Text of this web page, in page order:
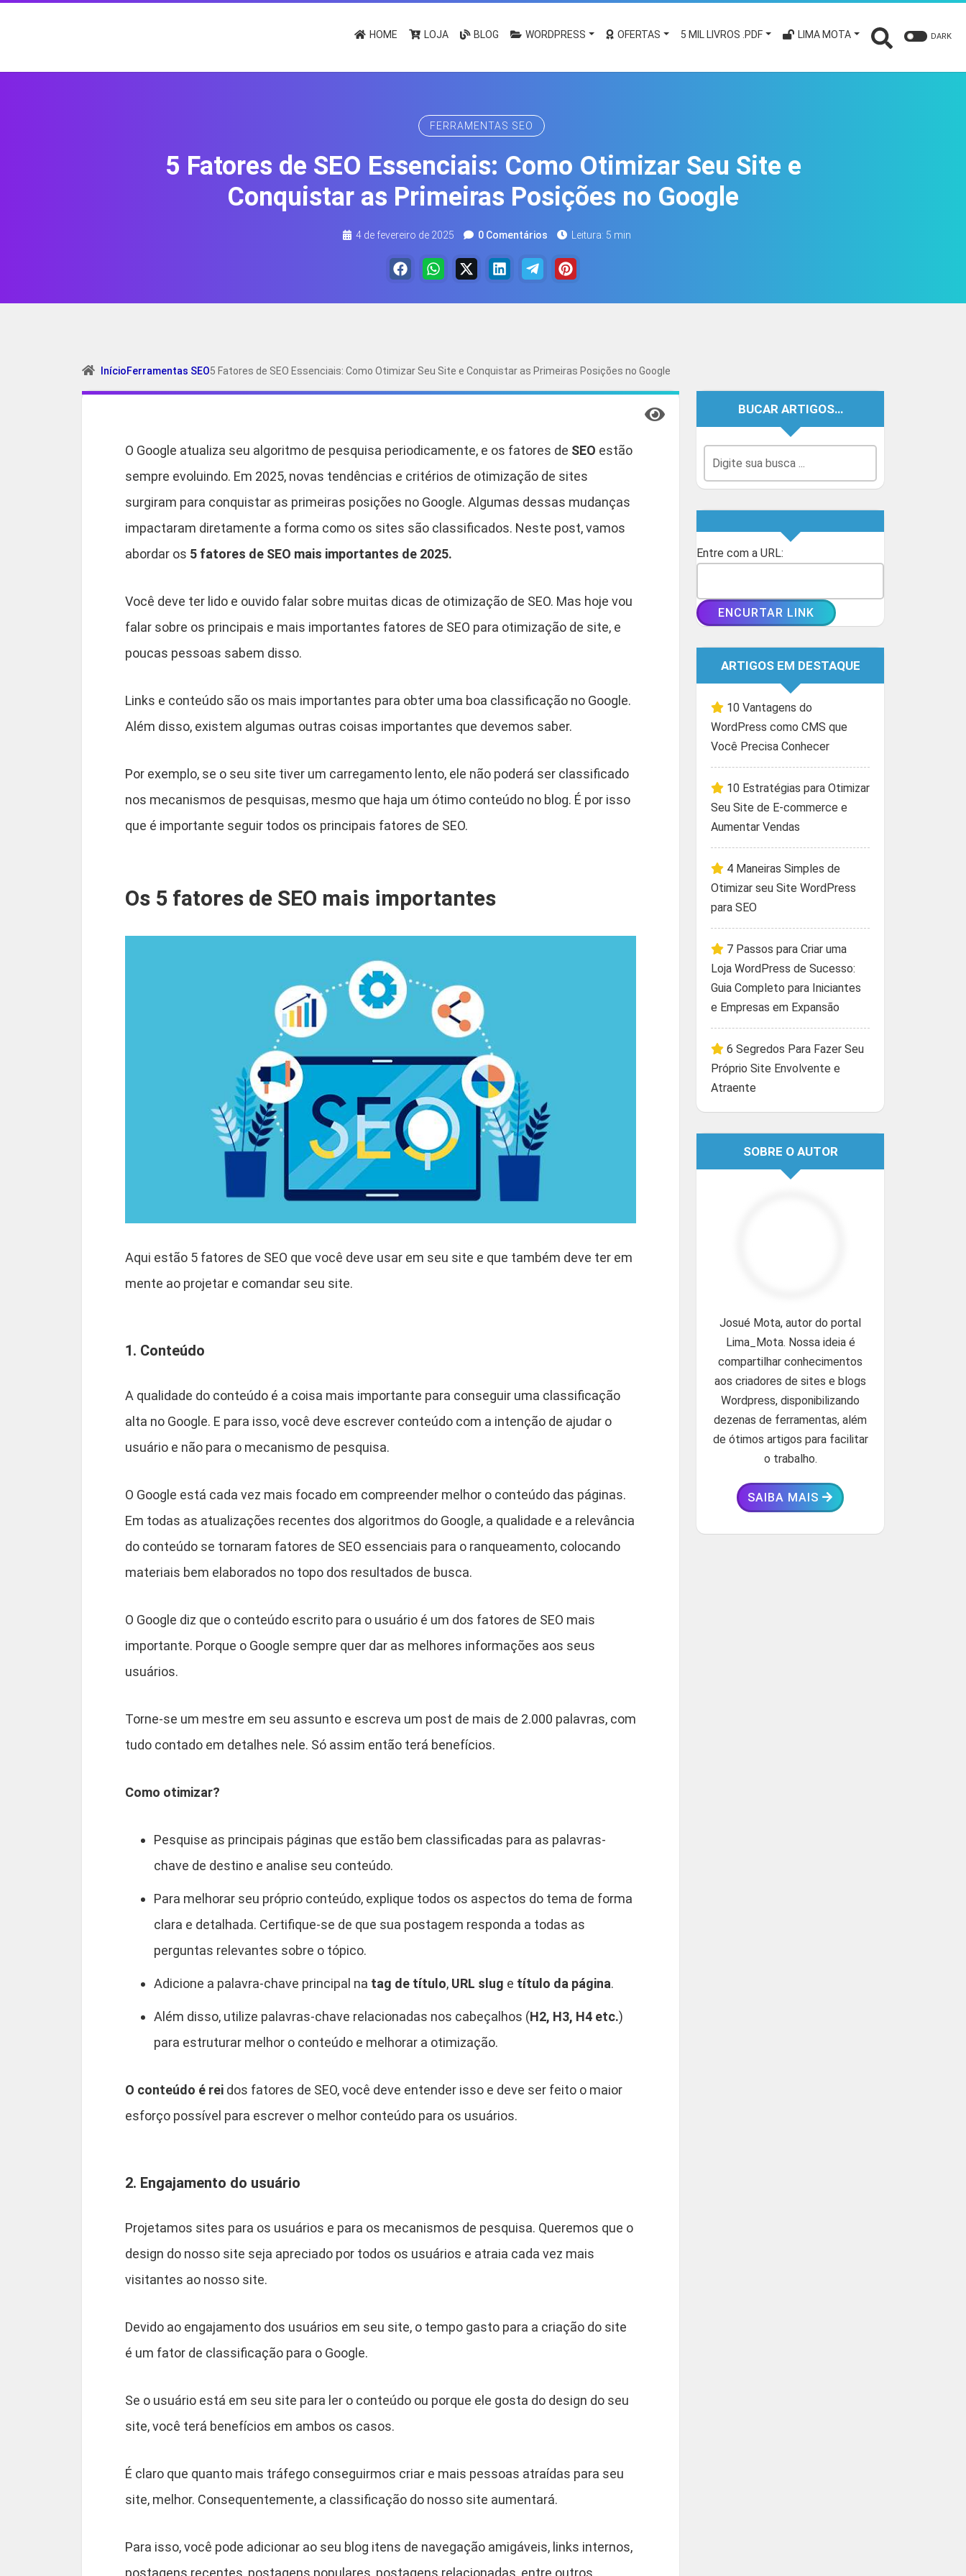
HOME LOJA BLOG WORDPRESS OFERTAS 5 MIL LIVROS .PDF LIMA MOTA DARK
FERRAMENTAS SEO
5 Fatores de SEO Essenciais: Como Otimizar Seu Site e
Conquistar as Primeiras Posições no Google
4 de fevereiro de 2025 0 Comentários Leitura: 5 min
InícioFerramentas SEO5 Fatores de SEO Essenciais: Como Otimizar Seu Site e Conquistar as Primeiras Posições no Google
O Google atualiza seu algoritmo de pesquisa periodicamente, e os fatores de SEO estão
sempre evoluindo. Em 2025, novas tendências e critérios de otimização de sites
surgiram para conquistar as primeiras posições no Google. Algumas dessas mudanças
impactaram diretamente a forma como os sites são classificados. Neste post, vamos
abordar os 5 fatores de SEO mais importantes de 2025.
Você deve ter lido e ouvido falar sobre muitas dicas de otimização de SEO. Mas hoje vou
falar sobre os principais e mais importantes fatores de SEO para otimização de site, e
poucas pessoas sabem disso.
Links e conteúdo são os mais importantes para obter uma boa classificação no Google.
Além disso, existem algumas outras coisas importantes que devemos saber.
Por exemplo, se o seu site tiver um carregamento lento, ele não poderá ser classificado
nos mecanismos de pesquisas, mesmo que haja um ótimo conteúdo no blog. É por isso
que é importante seguir todos os principais fatores de SEO.
Os 5 fatores de SEO mais importantes
Aqui estão 5 fatores de SEO que você deve usar em seu site e que também deve ter em
mente ao projetar e comandar seu site.
1. Conteúdo
A qualidade do conteúdo é a coisa mais importante para conseguir uma classificação
alta no Google. E para isso, você deve escrever conteúdo com a intenção de ajudar o
usuário e não para o mecanismo de pesquisa.
O Google está cada vez mais focado em compreender melhor o conteúdo das páginas.
Em todas as atualizações recentes dos algoritmos do Google, a qualidade e a relevância
do conteúdo se tornaram fatores de SEO essenciais para o ranqueamento, colocando
materiais bem elaborados no topo dos resultados de busca.
O Google diz que o conteúdo escrito para o usuário é um dos fatores de SEO mais
importante. Porque o Google sempre quer dar as melhores informações aos seus
usuários.
Torne-se um mestre em seu assunto e escreva um post de mais de 2.000 palavras, com
tudo contado em detalhes nele. Só assim então terá benefícios.
Como otimizar?
Pesquise as principais páginas que estão bem classificadas para as palavras-
chave de destino e analise seu conteúdo.
Para melhorar seu próprio conteúdo, explique todos os aspectos do tema de forma
clara e detalhada. Certifique-se de que sua postagem responda a todas as
perguntas relevantes sobre o tópico.
Adicione a palavra-chave principal na tag de título, URL slug e título da página.
Além disso, utilize palavras-chave relacionadas nos cabeçalhos (H2, H3, H4 etc.)
para estruturar melhor o conteúdo e melhorar a otimização.
O conteúdo é rei dos fatores de SEO, você deve entender isso e deve ser feito o maior
esforço possível para escrever o melhor conteúdo para os usuários.
2. Engajamento do usuário
Projetamos sites para os usuários e para os mecanismos de pesquisa. Queremos que o
design do nosso site seja apreciado por todos os usuários e atraia cada vez mais
visitantes ao nosso site.
Devido ao engajamento dos usuários em seu site, o tempo gasto para a criação do site
é um fator de classificação para o Google.
Se o usuário está em seu site para ler o conteúdo ou porque ele gosta do design do seu
site, você terá benefícios em ambos os casos.
É claro que quanto mais tráfego conseguirmos criar e mais pessoas atraídas para seu
site, melhor. Consequentemente, a classificação do nosso site aumentará.
Para isso, você pode adicionar ao seu blog itens de navegação amigáveis, links internos,
postagens recentes, postagens populares, postagens relacionadas, entre outros
BUCAR ARTIGOS…
Entre com a URL:
ARTIGOS EM DESTAQUE
10 Vantagens do
WordPress como CMS que
Você Precisa Conhecer
10 Estratégias para Otimizar
Seu Site de E-commerce e
Aumentar Vendas
4 Maneiras Simples de
Otimizar seu Site WordPress
para SEO
7 Passos para Criar uma
Loja WordPress de Sucesso:
Guia Completo para Iniciantes
e Empresas em Expansão
6 Segredos Para Fazer Seu
Próprio Site Envolvente e
Atraente
SOBRE O AUTOR
Josué Mota, autor do portal
Lima_Mota. Nossa ideia é
compartilhar conhecimentos
aos criadores de sites e blogs
Wordpress, disponibilizando
dezenas de ferramentas, além
de ótimos artigos para facilitar
o trabalho.
SAIBA MAIS